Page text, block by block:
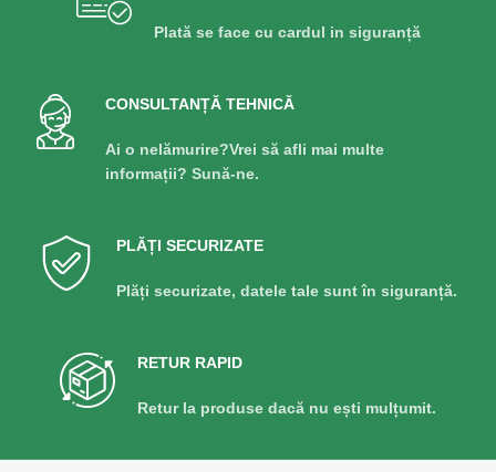
Plată se face cu cardul in siguranță
CONSULTANȚĂ TEHNICĂ
Ai o nelămurire?Vrei să afli mai multe
informații? Sună-ne.
PLĂȚI SECURIZATE
Plăți securizate, datele tale sunt în siguranță.
RETUR RAPID
Retur la produse dacă nu ești mulțumit.